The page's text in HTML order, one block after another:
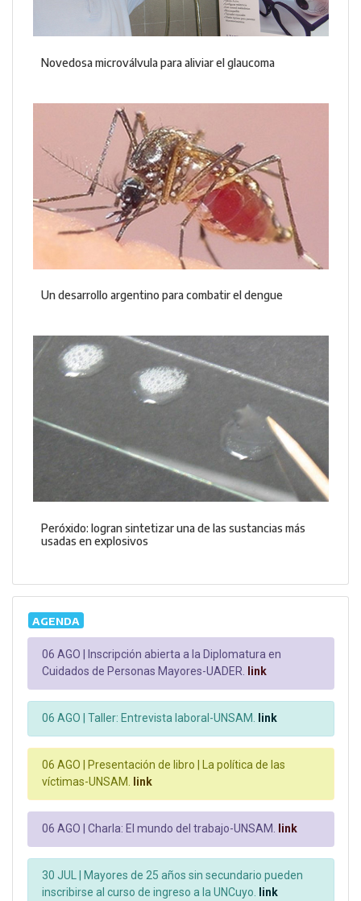
Novedosa microválvula para aliviar el glaucoma
Un desarrollo argentino para combatir el dengue
Peróxido: logran sintetizar una de las sustancias más
usadas en explosivos
AGENDA
06 AGO |
Inscripción abierta a la Diplomatura en
Cuidados de Personas Mayores-UADER.
link
06 AGO | Taller: Entrevista laboral-UNSAM. link
06 AGO |
Presentación de libro | La política de las
víctimas-UNSAM.
link
06 AGO | Charla: El mundo del trabajo-UNSAM. link
30 JUL |
Mayores de 25 años sin secundario pueden
inscribirse al curso de ingreso a la UNCuyo.
link